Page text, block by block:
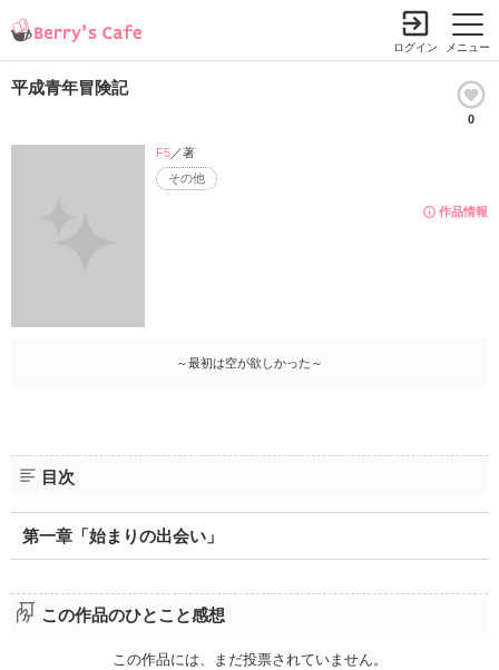
メニュー
ログイン
平成青年冒険記
0
作品情報
その他
F5／著
～最初は空が欲しかった～
目次
第一章「始まりの出会い」
この作品のひとこと感想
この作品には、まだ投票されていません。